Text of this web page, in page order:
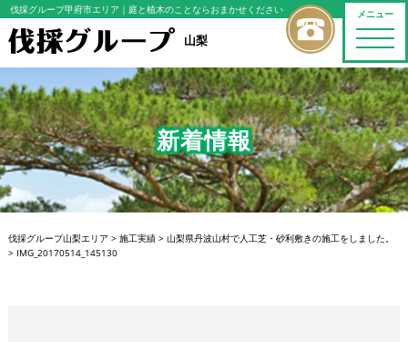
メニュー
toggle
伐採グループ甲府市エリア ｜庭と植木のことならおまかせください
山梨
新着情報
伐採グループ山梨エリア > 施工実績> 山梨県丹波山村で人工芝・砂利敷きの施工をしました。
> IMG_20170514_145130